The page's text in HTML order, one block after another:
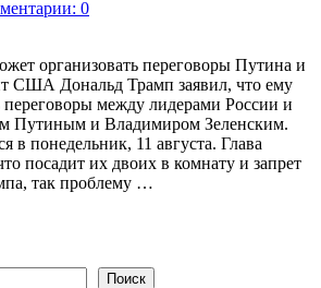
0
организовать переговоры Путина и
США Дональд Трамп заявил, что ему
переговоры между лидерами России и
Путиным и Владимиром Зеленским.
в понедельник, 11 августа. Глава
посадит их двоих в комнату и запрет
так проблему …
Поиск